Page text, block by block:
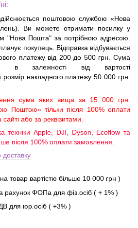
поштовою службою «Нова
Ви можете отримати посилку у
"Нова Пошта" за потрібною адресою.
покупець. Відправка відбувається
платежу від 200 до 500 грн. Сума
в залежності від вартості
накладного платежу 50 000 грн.
сума яких вища за 15 000 грн.
Поштою» тільки після 100% оплати
або за реквізитами.
Apple, DJI, Dyson, Ecoflow та
після 100% оплати замовлення.
доставку
товар вартістю більше 10 000 грн )
рахунок ФОПа для фіз.осіб ( + 1% )
для юр.осіб ( +3% )